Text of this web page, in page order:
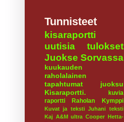
Tunnisteet
kisaraportti
uutisia
tulokset
Juokse Sorvassa
kuukauden
raholalainen
tapahtumat
juoksu
Kisaraportti.
kuvia
raportti
Raholan Kymppi
Kuvat ja teksti Juhani teksti
Kaj A&M ultra Cooper Hetta-